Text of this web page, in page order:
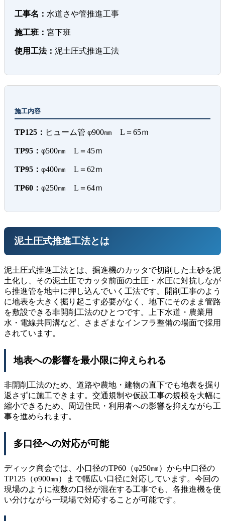
工事名： 水道さや管推進工事
施工班： 宮下班
使用工法： 泥土圧式推進工法
施工内容
TP125： ヒューム管 φ900㎜ L＝65ｍ
TP95： φ500㎜ L＝45ｍ
TP95： φ400㎜ L＝62ｍ
TP60： φ250㎜ L＝64ｍ
泥土圧式推進工法とは
泥土圧式推進工法とは、掘進機のカッタで切削した土砂を泥
土化し、その泥土圧でカッタ前面の土圧・水圧に対抗しなが
ら推進管を地中に押し込んでいく工法です。開削工事のよう
に地表を大きく掘り起こす必要がなく、地下にそのまま管路
を敷設できる非開削工法のひとつです。上下水道・農業用
水・電線共同溝など、さまざまなインフラ整備の場面で採用
されています。
地表への影響を最小限に抑えられる
非開削工法のため、道路や農地・建物の直下でも地表を掘り
返さずに施工できます。交通規制や仮設工事の規模を大幅に
縮小できるため、周辺住民・利用者への影響を抑えながら工
事を進められます。
多口径への対応が可能
ディック商会では、小口径のTP60（φ250㎜）から中口径の
TP125（φ900㎜）まで幅広い口径に対応しています。今回の
現場のように複数の口径が混在する工事でも、各推進機を使
い分けながら一現場で対応することが可能です。